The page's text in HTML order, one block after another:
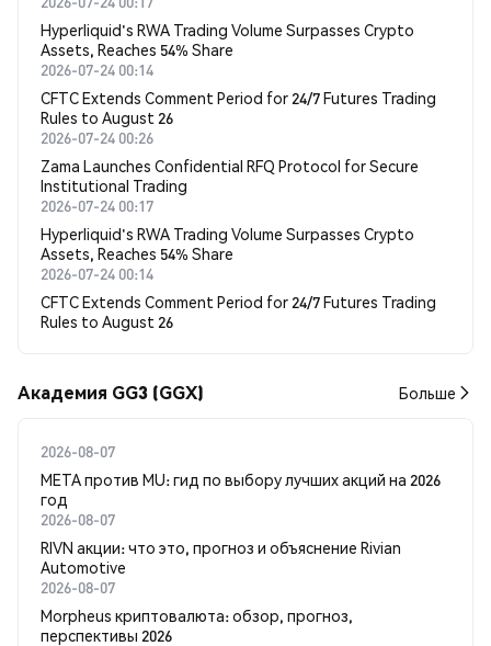
Hyperliquid's RWA Trading Volume Surpasses Crypto
Assets, Reaches 54% Share
2026-07-24 00:14
CFTC Extends Comment Period for 24/7 Futures Trading
Rules to August 26
2026-07-24 00:26
Zama Launches Confidential RFQ Protocol for Secure
Institutional Trading
2026-07-24 00:17
Hyperliquid's RWA Trading Volume Surpasses Crypto
Assets, Reaches 54% Share
2026-07-24 00:14
CFTC Extends Comment Period for 24/7 Futures Trading
Rules to August 26
Академия GG3 (GGX) Больше
2026-08-07
META против MU: гид по выбору лучших акций на 2026
год
2026-08-07
RIVN акции: что это, прогноз и объяснение Rivian
Automotive
2026-08-07
Morpheus криптовалюта: обзор, прогноз,
перспективы 2026